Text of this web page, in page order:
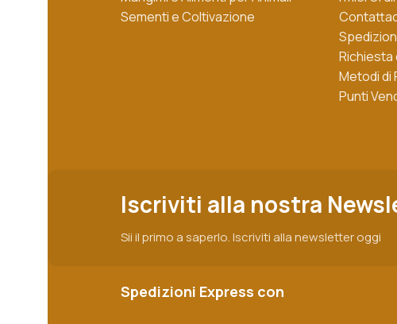
Sementi e Coltivazione
Richiesta
Metodi di
Punti
Iscriviti alla nostra
Sii il primo a saperlo. Iscriviti alla newsletter oggi
Spedizioni Express con